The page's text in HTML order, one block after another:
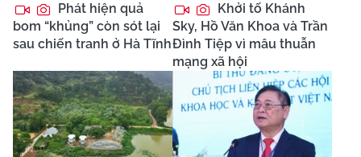
Phát hiện quả
bom “khủng” còn sót lại
sau chiến tranh ở Hà Tĩnh
Khởi tố Khánh
Sky, Hồ Văn Khoa và Trần
Đình Tiệp vì mâu thuẫn
mạng xã hội